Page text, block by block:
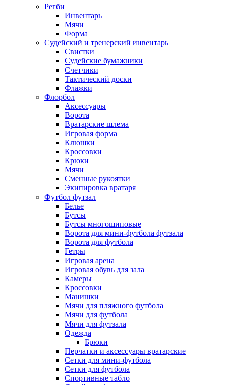
Регби
Инвентарь
Мячи
Форма
Судейский и тренерский инвентарь
Свистки
Судейские бумажники
Счетчики
Тактический доски
Флажки
Флорбол
Аксессуары
Ворота
Вратарские шлема
Игровая форма
Клюшки
Кроссовки
Крюки
Мячи
Сменные рукоятки
Экипировка вратаря
Футбол футзал
Белье
Бутсы
Бутсы многошиповые
Ворота для мини-футбола футзала
Ворота для футбола
Гетры
Игровая арена
Игровая обувь для зала
Камеры
Кроссовки
Манишки
Мячи для пляжного футбола
Мячи для футбола
Мячи для футзала
Одежда
Брюки
Перчатки и аксессуары вратарские
Сетки для мини-футбола
Сетки для футбола
Спортивные табло